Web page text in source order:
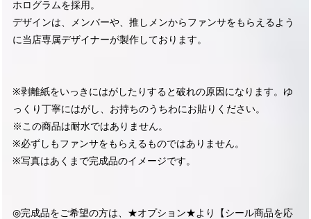
ホログラムを採用。
デザインは、メンバーや、推しメンからファンサをもらえるよう
に当店専属デザイナーが製作しております。
※剥離紙をいっきにはがしたりすると破れの原因になります。ゆ
っくり丁寧にはがし、お持ちのうちわにお貼りください。
※この商品は耐水ではありません。
※必ずしもファンサをもらえるものではありません。
※写真はあくまで完成品のイメージです。
◎完成品をご希望の方は、★オプション★より【シール商品を応